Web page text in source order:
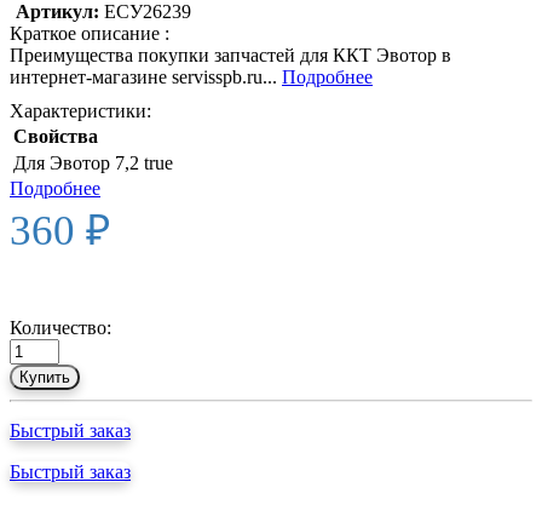
Артикул: ЕСУ26239
Краткое описание :
Преимущества покупки запчастей для ККТ Эвотор в
интернет-магазине servisspb.ru... Подробнее
Характеристики:
Свойства
Для Эвотор 7,2 true
Подробнее
360 ₽
Количество:
Купить
Быстрый заказ
Быстрый заказ